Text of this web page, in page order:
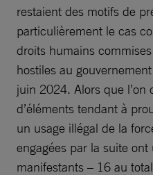
restaient des motifs de
particulièrement le cas
droits humains
hostiles au
juin 2024. Alors que l’on
d’éléments tendant à
un usage illégal de la
engagées par la suite
manifestants – 16 au